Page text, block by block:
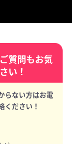
質問もお気
い！
らない方はお電
ください！